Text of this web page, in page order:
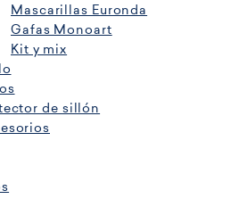
Mascarillas Euronda
Gafas Monoart
Kit y mix
de sillón